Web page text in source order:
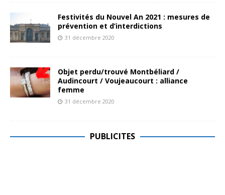
Festivités du Nouvel An 2021 : mesures de
prévention et d’interdictions
31 décembre 2020
Objet perdu/trouvé Montbéliard /
Audincourt / Voujeaucourt : alliance
femme
31 décembre 2020
PUBLICITES